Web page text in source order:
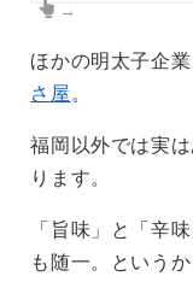
→
ほかの明太子企
さ屋 。
福岡以外では実
ります。
「旨味」と「辛
も随一。という